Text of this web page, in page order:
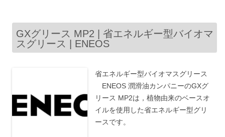
GXグリース MP2 | 省エネルギー型バイオマ
スグリース | ENEOS
省エネルギー型バイオマスグリース
ENEOS 潤滑油カンパニーのGXグ
リース MP2は，植物由来のベースオ
イルを使用した省エネルギー型グリ
ースです。